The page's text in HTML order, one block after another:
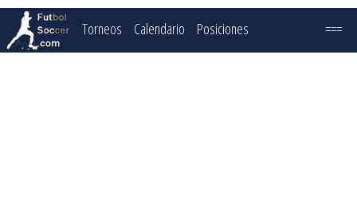
Torneos Calendario Posiciones ===